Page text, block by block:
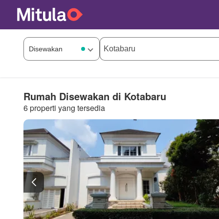
Rumah Disewakan di Kotabaru
6 properti yang tersedia